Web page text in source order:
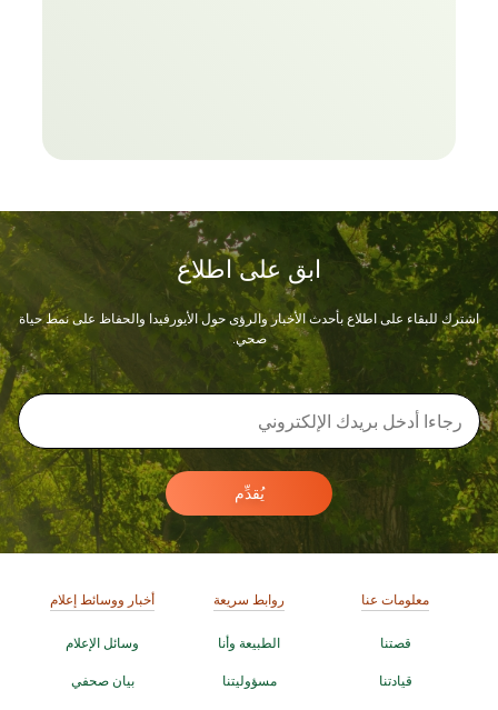
ابق على اطلاع
اشترك للبقاء على اطلاع بأحدث الأخبار والرؤى حول الأيورفيدا والحفاظ على نمط حياة
صحي.
يُقدِّم
معلومات عنا
قصتنا
قيادتنا
روابط سريعة
الطبيعة وأنا
مسؤوليتنا
أخبار ووسائط إعلام
وسائل الإعلام
بيان صحفي